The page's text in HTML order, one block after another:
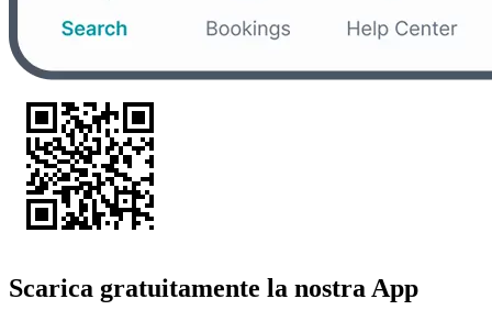
Scarica gratuitamente la nostra App